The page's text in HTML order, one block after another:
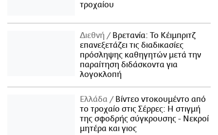
τροχαίου
Διεθνή
Βρετανία: Το Κέιμπριτζ
επανεξετάζει τις διαδικασίες
πρόσληψης καθηγητών μετά την
παραίτηση διδάσκοντα για
λογοκλοπή
Ελλάδα
Βίντεο ντοκουμέντο από
το τροχαίο στις Σέρρες: Η στιγμή
της σφοδρής σύγκρουσης - Νεκροί
μητέρα και γιος